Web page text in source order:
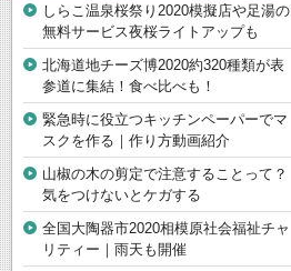
しらこ温泉桜祭り2020模擬店や足湯の
無料サービス夜桜ライトアップも
北海道地チーズ博2020約320種類が表
参道に集結！食べ比べも！
緊急時に役立つキッチンペーパーでマ
スクを作る｜作り方動画紹介
山椒の木の剪定で注意することって？
気をつけないとケガする
全国大陶器市2020相模原社会福祉チャ
リティー｜雨天も開催